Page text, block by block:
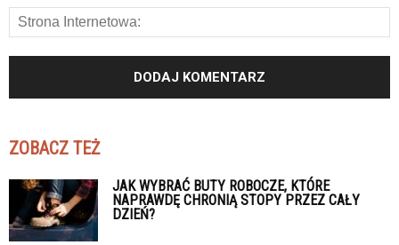
ZOBACZ TEŻ
JAK WYBRAĆ BUTY ROBOCZE, KTÓRE
NAPRAWDĘ CHRONIĄ STOPY PRZEZ CAŁY
DZIEŃ?